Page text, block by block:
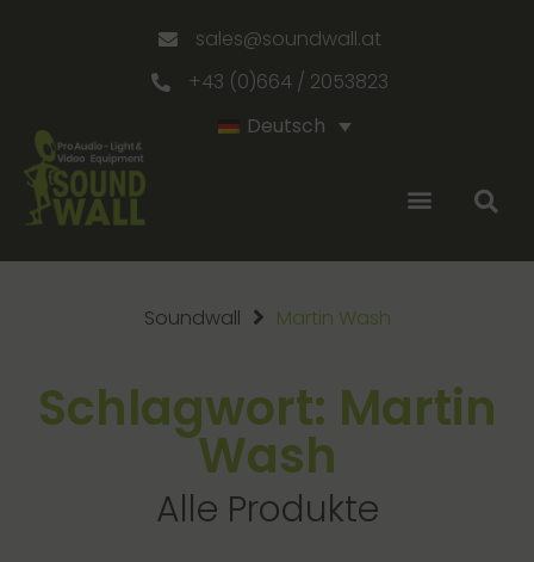
sales@soundwall.at
+43 (0)664 / 2053823
Deutsch
Soundwall Martin Wash
Schlagwort: Martin
Wash
Alle Produkte